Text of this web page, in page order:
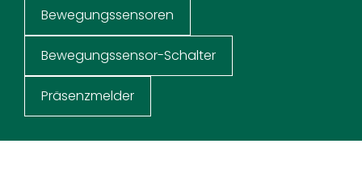
Bewegungssensoren
Bewegungssensor-Schalter
Präsenzmelder